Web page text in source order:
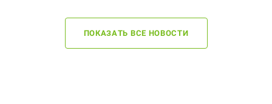
ПОКАЗАТЬ ВСЕ НОВОСТИ